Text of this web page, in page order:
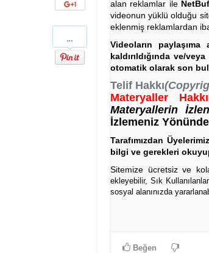
Google+
Pinterest
alan reklamlar ile
videonun yüklü olduğu
eklenmiş reklamlardan
Videoların
kaldırıldığında ve/
otomatik olarak son
Telif Hakkı
Materyaller
Materyallerin
İzlemeniz
Tarafımızdan
bilgi ve gerekleri
Sitemize ücretsiz ve kol
ekleyebilir, Sık
sosyal alanınızda
Beğen